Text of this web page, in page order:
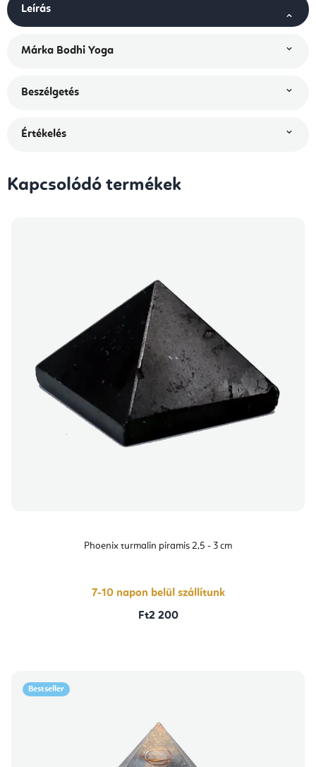
Leírás
Márka Bodhi Yoga
Beszélgetés
Értékelés
Kapcsolódó termékek
Phoenix turmalin piramis 2,5 - 3 cm
7-10 napon belül szállítunk
Ft2 200
Bestseller